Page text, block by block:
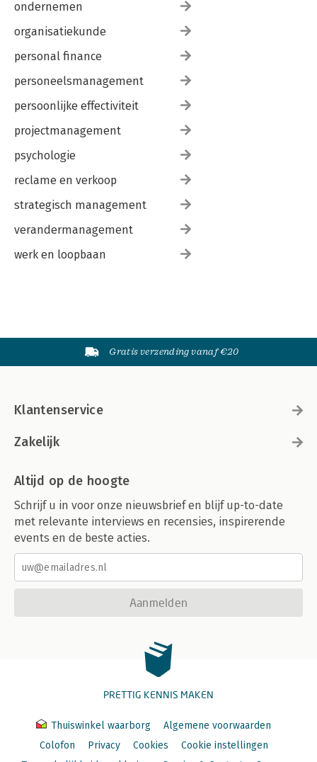
ondernemen
organisatiekunde
personal finance
personeelsmanagement
persoonlijke effectiviteit
projectmanagement
psychologie
reclame en verkoop
strategisch management
verandermanagement
werk en loopbaan
Gratis verzending vanaf €20
Klantenservice
Zakelijk
Altijd op de hoogte
Schrijf u in voor onze nieuwsbrief en blijf up-to-date
met relevante interviews en recensies, inspirerende
events en de beste acties.
Aanmelden
PRETTIG KENNIS MAKEN
Thuiswinkel waarborg
Algemene voorwaarden
Colofon
Privacy Cookies
Cookie instellingen